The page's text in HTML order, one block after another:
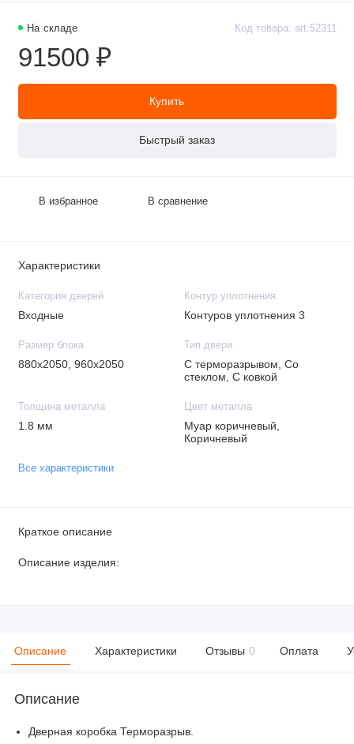
На складе Код товара: art:52311
91500 ₽
Купить
Быстрый заказ
В избранное В сравнение
Характеристики
Категория дверей
Входные
Контур уплотнения
Контуров уплотнения 3
Размер блока
880х2050, 960х2050
Тип двери
C терморазрывом, Со
стеклом, С ковкой
Толщина металла
1.8 мм
Цвет металла
Муар коричневый,
Коричневый
Все характеристики
Краткое описание
Описание изделия:
Описание Характеристики Отзывы 0 Оплата
Описание
Дверная коробка Терморазрыв.